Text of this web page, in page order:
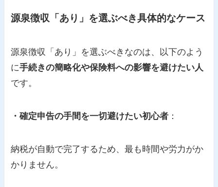
源泉徴収「あり」を選ぶべき具体的なケース
源泉徴収「あり」を選ぶべきなのは、以下のよう
に手続きの簡略化や保険料への影響を避けたい人
です。
・確定申告の手間を一切避けたい初心者 ：
納税が自動で完了するため、最も時間や労力がか
かりません。